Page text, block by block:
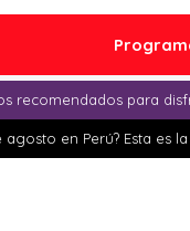
recomendados para
en Perú? Esta es